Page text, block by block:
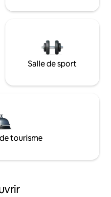
Salle de sport
tourisme